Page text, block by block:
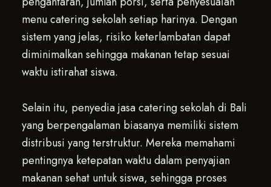
menu catering sekolah setiap harinya. Dengan
sistem yang jelas, risiko keterlambatan dapat
diminimalkan sehingga makanan tetap sesuai
waktu istirahat siswa.
Selain itu, penyedia jasa catering sekolah di Bali
yang berpengalaman biasanya memiliki sistem
distribusi yang terstruktur. Mereka memahami
pentingnya ketepatan waktu dalam penyajian
makanan sehat untuk siswa, sehingga proses